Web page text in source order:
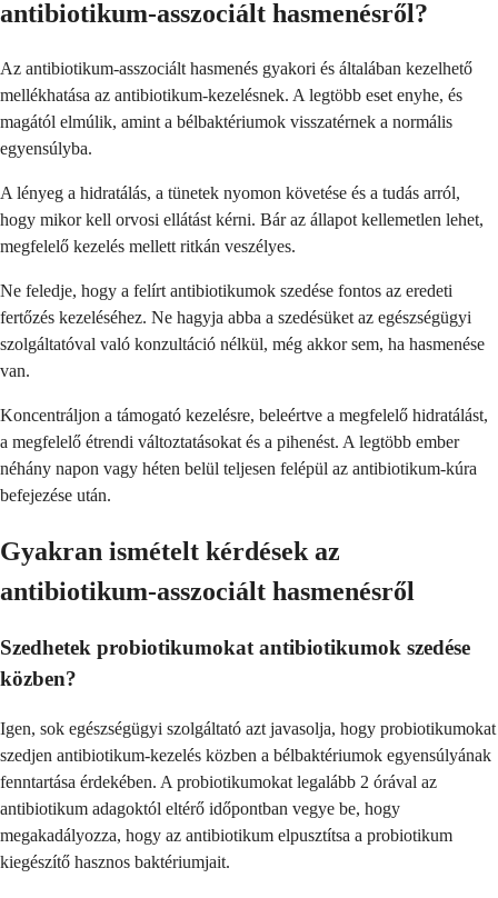
antibiotikum-asszociált hasmenésről?
Az antibiotikum-asszociált hasmenés gyakori és általában kezelhető
mellékhatása az antibiotikum-kezelésnek. A legtöbb eset enyhe, és
magától elmúlik, amint a bélbaktériumok visszatérnek a normális
egyensúlyba.
A lényeg a hidratálás, a tünetek nyomon követése és a tudás arról,
hogy mikor kell orvosi ellátást kérni. Bár az állapot kellemetlen lehet,
megfelelő kezelés mellett ritkán veszélyes.
Ne feledje, hogy a felírt antibiotikumok szedése fontos az eredeti
fertőzés kezeléséhez. Ne hagyja abba a szedésüket az egészségügyi
szolgáltatóval való konzultáció nélkül, még akkor sem, ha hasmenése
van.
Koncentráljon a támogató kezelésre, beleértve a megfelelő hidratálást,
a megfelelő étrendi változtatásokat és a pihenést. A legtöbb ember
néhány napon vagy héten belül teljesen felépül az antibiotikum-kúra
befejezése után.
Gyakran ismételt kérdések az
antibiotikum-asszociált hasmenésről
Szedhetek probiotikumokat antibiotikumok szedése
közben?
Igen, sok egészségügyi szolgáltató azt javasolja, hogy probiotikumokat
szedjen antibiotikum-kezelés közben a bélbaktériumok egyensúlyának
fenntartása érdekében. A probiotikumokat legalább 2 órával az
antibiotikum adagoktól eltérő időpontban vegye be, hogy
megakadályozza, hogy az antibiotikum elpusztítsa a probiotikum
kiegészítő hasznos baktériumjait.